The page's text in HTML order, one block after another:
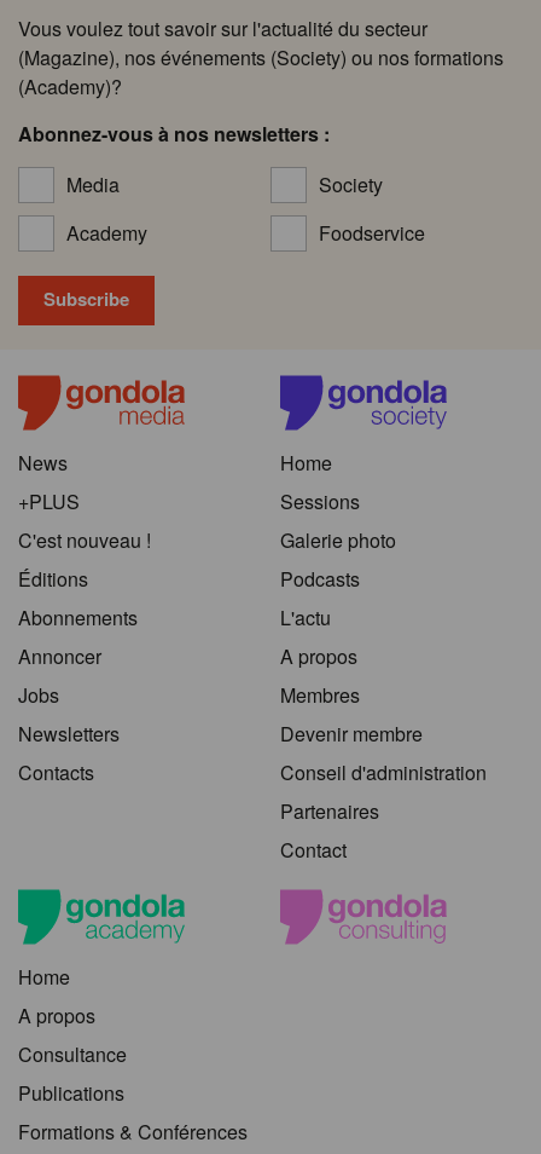
Vous voulez tout savoir sur l'actualité du secteur
(Magazine), nos événements (Society) ou nos formations
(Academy)?
Abonnez-vous à nos newsletters :
Media
Society
Academy
Foodservice
News
+PLUS
C'est nouveau !
Éditions
Abonnements
Annoncer
Jobs
Newsletters
Contacts
Home
Sessions
Galerie photo
Podcasts
L'actu
A propos
Membres
Devenir membre
Conseil d'administration
Partenaires
Contact
Home
A propos
Consultance
Publications
Formations & Conférences